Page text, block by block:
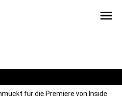
menu
für die Premiere von Inside